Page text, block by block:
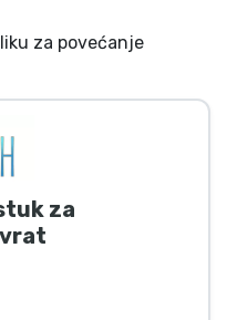
za povećanje
za